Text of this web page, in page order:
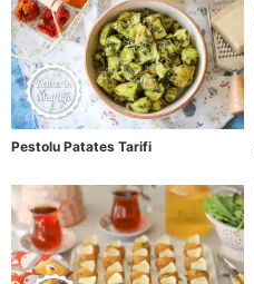
Pestolu Patates Tarifi